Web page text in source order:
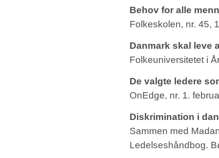
Behov for alle
Folkeskolen, nr. 45,
Danmark skal leve
Folkeuniversitetet i
De valgte ledere
OnEdge, nr. 1.
Diskrimination i
Sammen med
Ledelseshåndbog.